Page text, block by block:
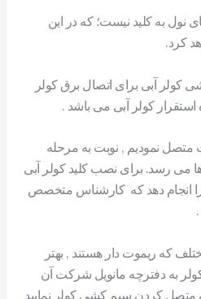
نول به کلید نیست؛ که در این
کرد.
آبی برای اتصال برق کولر
استقرار کولر آبی می باشد .
متصل نمودیم , نوبت به مرحله
رسد. برای نصب کلید کولر آبی
را انجام دهد که کارشناس متخصص
که ریموت دار هستند , بهتر
به دفترچه مانویل شرکت آن
متصل کردن سیم کشی کولر نمایید